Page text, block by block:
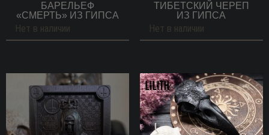
БАРЕЛЬЕФ
«СМЕРТЬ» ИЗ ГИПСА
Нет в наличии
ТИБЕТСКИЙ ЧЕРЕП
ИЗ ГИПСА
Нет в наличии